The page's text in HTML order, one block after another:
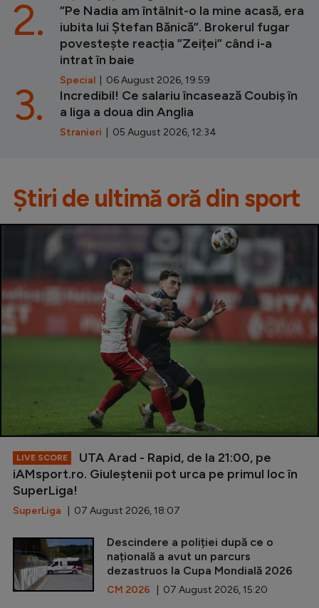
”Pe Nadia am întâlnit-o la mine acasă, era
iubita lui Ștefan Bănică”. Brokerul fugar
povestește reacția ”Zeiței” când i-a
intrat în baie
Special | 06 August 2026, 19:59
2.
Incredibil! Ce salariu încasează Coubiș în
a liga a doua din Anglia
Stranieri | 05 August 2026, 12:34
3.
Știri de ultimă oră din sport
LIVE SCORE
UTA Arad - Rapid, de la 21:00, pe
iAMsport.ro. Giuleștenii pot urca pe primul loc în
SuperLiga!
SuperLiga | 07 August 2026, 18:07
Descindere a poliției după ce o
națională a avut un parcurs
dezastruos la Cupa Mondială 2026
CM 2026 | 07 August 2026, 15:20